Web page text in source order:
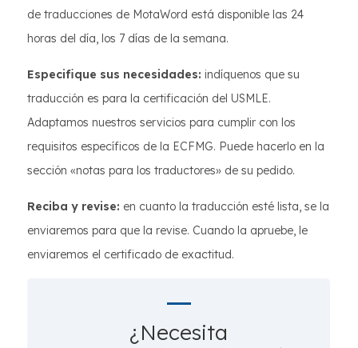
de traducciones de MotaWord está disponible las 24
horas del día, los 7 días de la semana.
Especifique sus necesidades: indíquenos que su
traducción es para la certificación del USMLE.
Adaptamos nuestros servicios para cumplir con los
requisitos específicos de la ECFMG. Puede hacerlo en la
sección «notas para los traductores» de su pedido.
Reciba y revise: en cuanto la traducción esté lista, se la
enviaremos para que la revise. Cuando la apruebe, le
enviaremos el certificado de exactitud.
¿Necesita